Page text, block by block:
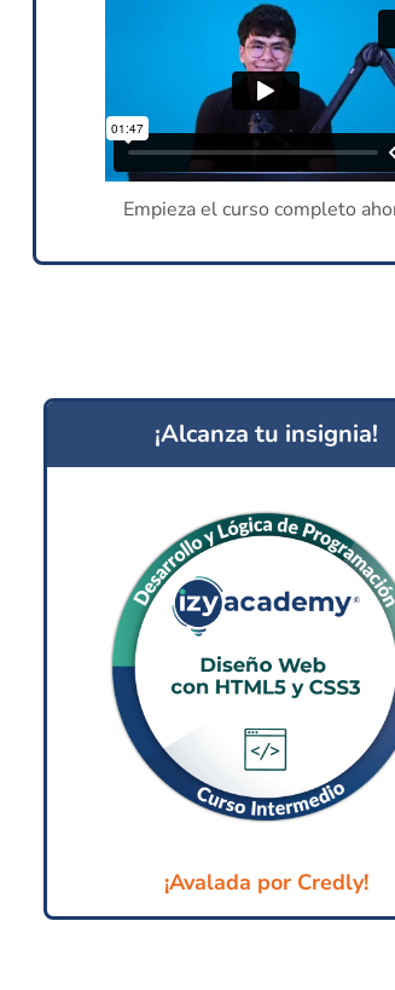
Empieza el curso completo
¡Alcanza tu insignia!
¡Avalada por Credly!